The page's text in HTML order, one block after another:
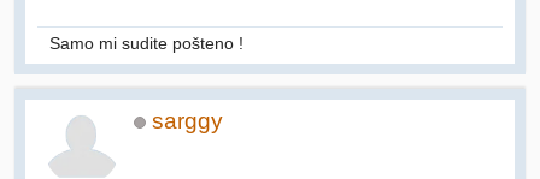
Samo mi sudite pošteno !
sarggy